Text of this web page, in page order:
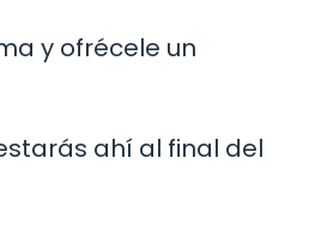
y ofrécele un
ahí al final del